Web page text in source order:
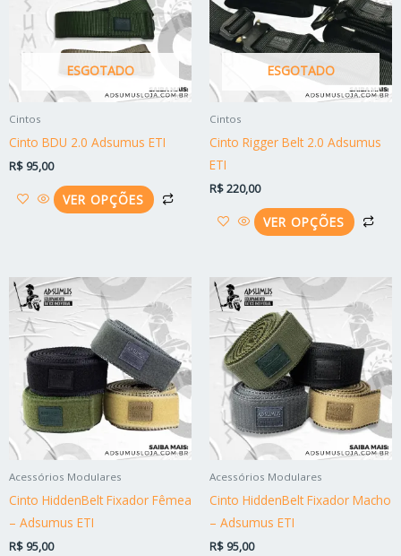
ESGOTADO
Cintos
Cinto BDU 2.0 Adsumus ETI
R$ 95,00
VER OPÇÕES
variantes.
As
opções
podem
produto
ESGOTADO
Cintos
Cinto Rigger Belt 2.0 Adsumus
ETI
R$220,00
VER OPÇÕES
As
Acessórios Modulares
Cinto HiddenBelt Fixador Fêmea
– Adsumus ETI
R$ 95,00
Este
produto
várias
variantes.
As
opções
podem
Acessórios Modulares
Cinto HiddenBelt Fixador Macho
– Adsumus ETI
R$ 95,00
Este
As